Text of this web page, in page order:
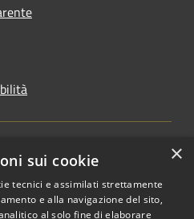
Copyright © 2026 • Comune di
San Martino di Venezze •
Powered byMunicipium•
×
sui cookie
tecnici e assimilati strettamente
e alla navigazione del sito,
al solo fine di elaborare